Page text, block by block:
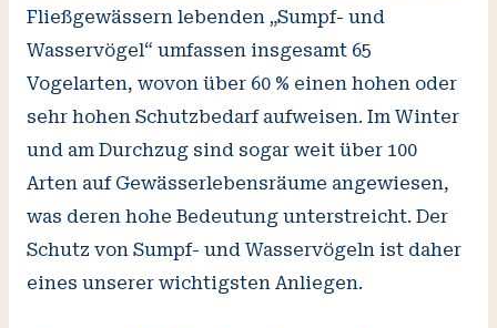
Fließgewässern lebenden „Sumpf- und
Wasservögel“ umfassen insgesamt 65
Vogelarten, wovon über 60 % einen hohen oder
sehr hohen Schutzbedarf aufweisen. Im Winter
und am Durchzug sind sogar weit über 100
Arten auf Gewässerlebensräume angewiesen,
was deren hohe Bedeutung unterstreicht. Der
Schutz von Sumpf- und Wasservögeln ist daher
eines unserer wichtigsten Anliegen.